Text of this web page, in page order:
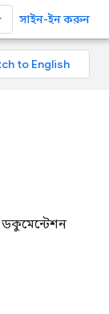
সাইন-ইন করুন
ডকুমেন্টেশন